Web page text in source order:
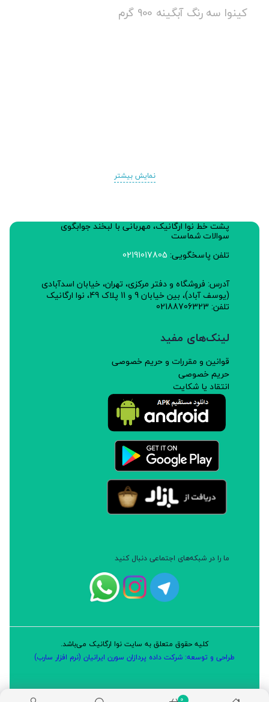
کینوا سه رنگ آبگینه 900 گرم
نمایش بیشتر
پشت خط نوا ارگانیک، مهربانی با لبخند جوابگوی
سوالات شماست
تلفن پاسخگویی: 02191017805
آدرس: فروشگاه و دفتر مرکزی، تهران، خیابان اسدآبادی
(یوسف آباد)، بین خیابان 9 و 11 پلاک 49، نوا ارگانیک
تلفن: 02188706323
لینک‌های مفید
قوانین و مقررات و حریم خصوصی
حریم خصوصی
انتقاد یا شکایت
ما را در شبکه‌های اجتماعی دنبال کنید
کلیه حقوق متعلق به سایت نوا ارگانیک می‌باشد.
طراحی و توسعه: شرکت داده پردازان سورن ایرانیان (نرم افزار سارب)
0